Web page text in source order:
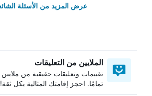
عرض المزيد من الأسئلة
الملايين من التعليقات
تقييمات وتعليقات حقيقية من ملايين
تمامًا. احجز إقامتك المثالية بكل ثقة!